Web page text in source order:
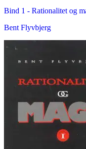
Bind 1 - Rationalitet og
Bent Flyvbjerg